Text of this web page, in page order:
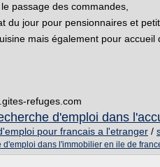
passage des commandes,
du jour pour pensionnaires et
mais également pour
refuges.com
d'emploi dans
pour francais a l'etranger /
d'emploi dans l'immobilier en ile de